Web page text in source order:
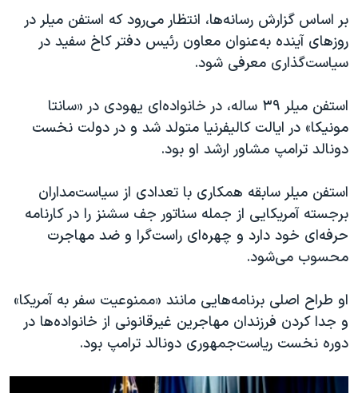
بر اساس گزارش رسانه‌ها، انتظار می‌رود که استفن میلر در
روزهای آینده به‌عنوان معاون رئیس دفتر کاخ سفید در
سیاست‌گذاری معرفی شود.
استفن میلر ۳۹ ساله، در خانواده‌ای یهودی در «سانتا
مونیکا» در ایالت کالیفرنیا متولد شد ‌و در دولت نخست
دونالد ترامپ مشاور ارشد او بود.
استفن میلر سابقه همکاری با تعدادی از سیاست‌مداران
برجسته آمریکایی از جمله سناتور جف سشنز را در کارنامه
حرفه‌ای خود دارد و چهره‌ای راست‌گرا و ضد مهاجرت
محسوب می‌شود.
او طراح اصلی برنامه‌هایی مانند «ممنوعیت سفر به آمریکا»
و جدا کردن فرزندان مهاجرین غیرقانونی از خانواده‌‌ها در
دوره نخست ریاست‌جمهوری دونالد ترامپ بود.